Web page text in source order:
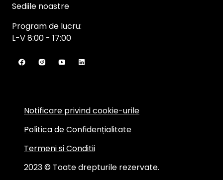
Sediile noastre
Program de lucru:
L-V 8:00 - 17:00
2023 © Toate drepturile rezervate.
Notificare privind cookie-urile
Politica de Confidențialitate
Termeni si Conditii